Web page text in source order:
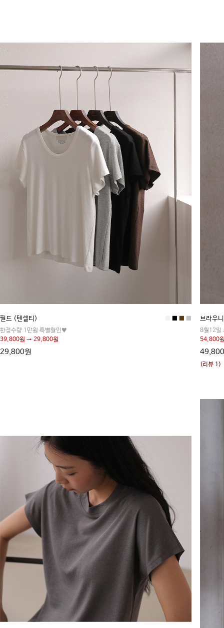
필드 (텐셀티)
한정수량 1만원 특별할인♥
39,800원 → 29,800원
29,800원
■ ■ ■ 브라우니
8월12일
54,800
(리뷰 1)